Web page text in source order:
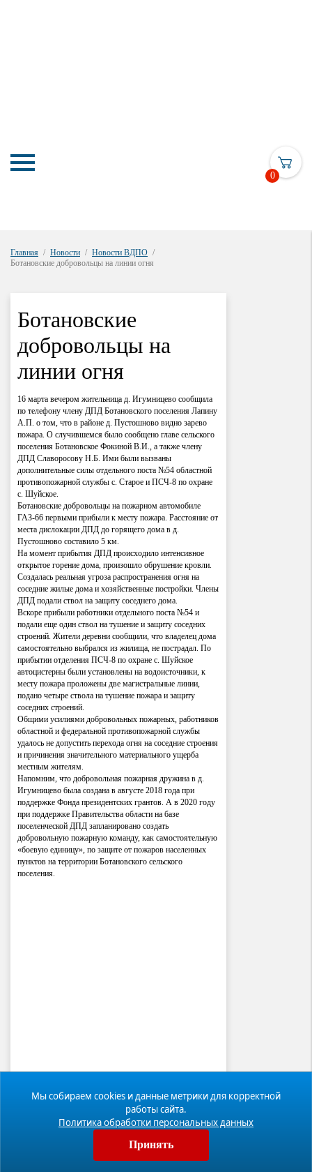
0
Главная Новости
Новости ВДПО
Ботановские добровольцы на линии огня
Ботановские
добровольцы на
линии огня
16 марта вечером жительница д. Игумницево сообщила
по телефону члену ДПД Ботановского поселения Лапину
А.П. о том, что в районе д. Пустошново видно зарево
пожара. О случившемся было сообщено главе сельского
поселения Ботановское Фокиной В.И., а также члену
ДПД Славоросову Н.Б. Ими были вызваны
дополнительные силы отдельного поста №54 областной
противопожарной службы с. Старое и ПСЧ-8 по охране
с. Шуйское.
Ботановские добровольцы на пожарном автомобиле
ГАЗ-66 первыми прибыли к месту пожара. Расстояние от
места дислокации ДПД до горящего дома в д.
Пустошново составило 5 км.
На момент прибытия ДПД происходило интенсивное
открытое горение дома, произошло обрушение кровли.
Создалась реальная угроза распространения огня на
соседние жилые дома и хозяйственные постройки. Члены
ДПД подали ствол на защиту соседнего дома.
Вскоре прибыли работники отдельного поста №54 и
подали еще один ствол на тушение и защиту соседних
строений. Жители деревни сообщили, что владелец дома
самостоятельно выбрался из жилища, не пострадал. По
прибытии отделения ПСЧ-8 по охране с. Шуйское
автоцистерны были установлены на водоисточники, к
месту пожара проложены две магистральные линии,
подано четыре ствола на тушение пожара и защиту
соседних строений.
Общими усилиями добровольных пожарных, работников
областной и федеральной противопожарной службы
удалось не допустить перехода огня на соседние строения
и причинения значительного материального ущерба
местным жителям.
Напомним, что добровольная пожарная дружина в д.
Игумницево была создана в августе 2018 года при
поддержке Фонда президентских грантов. А в 2020 году
при поддержке Правительства области на базе
поселенческой ДПД запланировано создать
добровольную пожарную команду, как самостоятельную
«боевую единицу», по защите от пожаров населенных
пунктов на территории Ботановского сельского
поселения.
Мы собираем cookies и данные метрики для корректной
работы сайта.
Политика обработки персональных данных
Принять